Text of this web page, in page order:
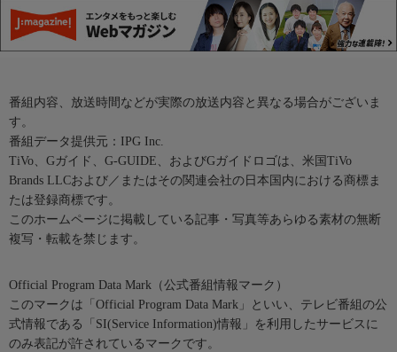
番組内容、放送時間などが実際の放送内容と異なる場合がございま
す。
番組データ提供元：IPG Inc.
TiVo、Gガイド、G-GUIDE、およびGガイドロゴは、米国TiVo
Brands LLCおよび／またはその関連会社の日本国内における商標ま
たは登録商標です。
このホームページに掲載している記事・写真等あらゆる素材の無断
複写・転載を禁じます。
Official Program Data Mark（公式番組情報マーク）
このマークは「Official Program Data Mark」といい、テレビ番組の公
式情報である「SI(Service Information)情報」を利用したサービスに
のみ表記が許されているマークです。